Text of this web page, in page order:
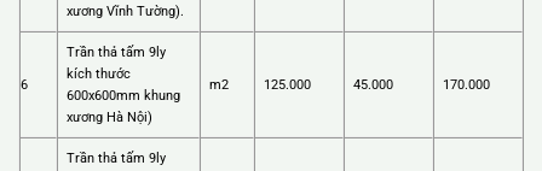
xương Vĩnh Tường).
6
Trần thả tấm 9ly
kích thước
600x600mm khung
xương Hà Nội)
m2 125.000 45.000 170.000
Trần thả tấm 9ly